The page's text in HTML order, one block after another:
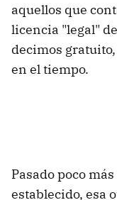
aquellos que
licencia "legal"
decimos
en el tiempo.
Pasado poco
establecido, esa